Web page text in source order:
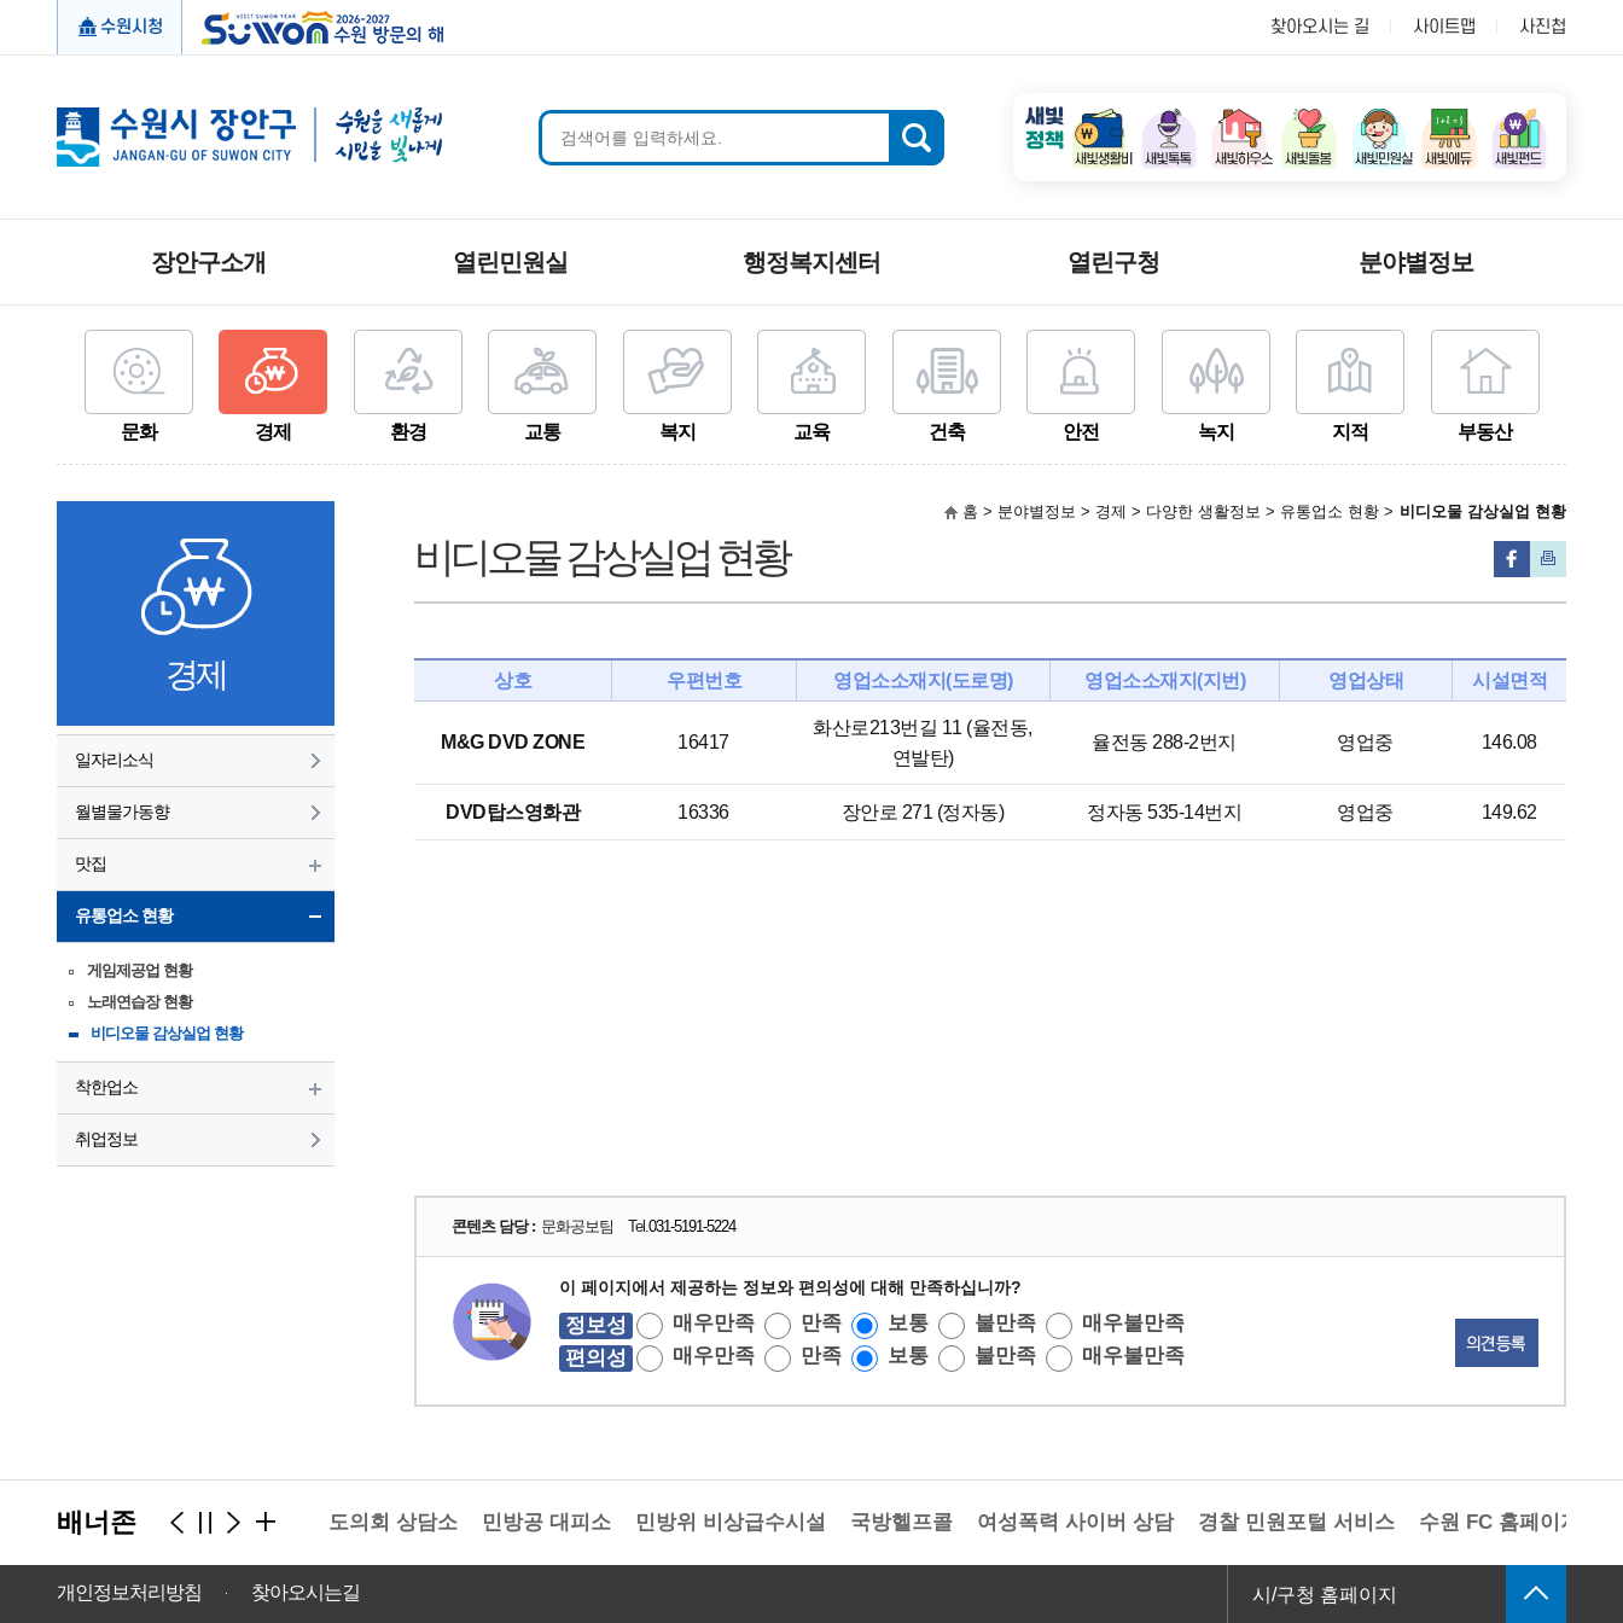
수원시청 찾아오시는 길 사이트맵 사진첩
새빛
정책
장안구소개 열린민원실 행정복지센터 열린구청 분야별정보
문화 경제 환경 교통 복지 교육 건축 안전 녹지 지적 부동산
경제
일자리소식
월별물가동향
맛집
유통업소 현황
게임제공업 현황
노래연습장 현황
비디오물 감상실업 현황
착한업소
취업정보
비디오물 감상실업 현황
홈 > 분야별정보 > 경제 > 다양한 생활정보 > 유통업소 현황 > 비디오물 감상실업 현황
상호 우편번호 영업소소재지(도로명) 영업소소재지(지번) 영업상태 시설면적
M&G DVD ZONE 16417
화산로213번길 11 (율전동,
연발탄)
율전동 288-2번지 영업중 146.08
DVD탑스영화관 16336 장안로 271 (정자동) 정자동 535-14번지 영업중 149.62
콘텐츠 담당 : 문화공보팀 Tel.031-5191-5224
이 페이지에서 제공하는 정보와 편의성에 대해 만족하십니까?
정보성 매우만족 만족 보통 불만족
매우불만족
편의성
매우만족 만족 보통 불만족 매우불만족
배너존 경기도의회 상담소 민방공 대피소 민방위 비상급수시설 국방헬프콜 여성폭력 사이버 상담 경찰 민원포털 서비스 수원 FC 홈페이지
시/구청 홈페이지
개인정보처리방침 찾아오시는길